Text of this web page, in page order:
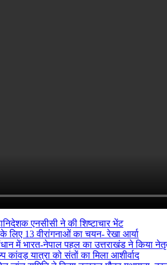
एनसीसी ने की शिष्टाचार भेंट
लिए 13 वीरांगनाओं का चयन- रेखा आर्या
में भारत-नेपाल पहल का उत्तराखंड ने किया
यात्रा को संतों का मिला आशीर्वाद